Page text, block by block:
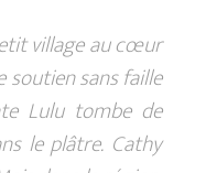
village au cœur
soutien sans faille
Lulu tombe de
le plâtre. Cathy